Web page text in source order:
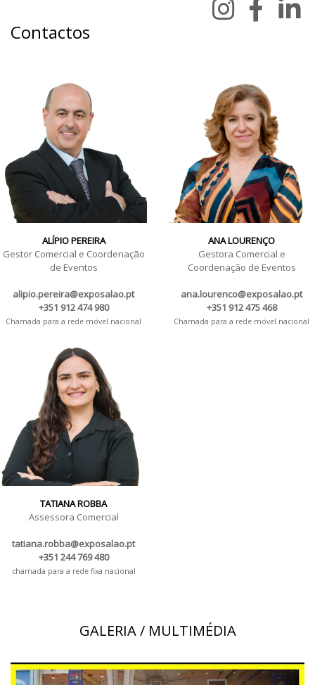
Contactos
ALÍPIO PEREIRA
Gestor Comercial e Coordenação
de Eventos
alipio.pereira@exposalao.pt
+351 912 474 980
Chamada para a rede móvel nacional
ANA LOURENÇO
Gestora Comercial e
Coordenação de Eventos
ana.lourenco@exposalao.pt
+351 912 475 468
Chamada para a rede móvel nacional
TATIANA ROBBA
Assessora Comercial
tatiana.robba@exposalao.pt
+351 244 769 480
chamada para a rede fixa nacional
GALERIA / MULTIMÉDIA